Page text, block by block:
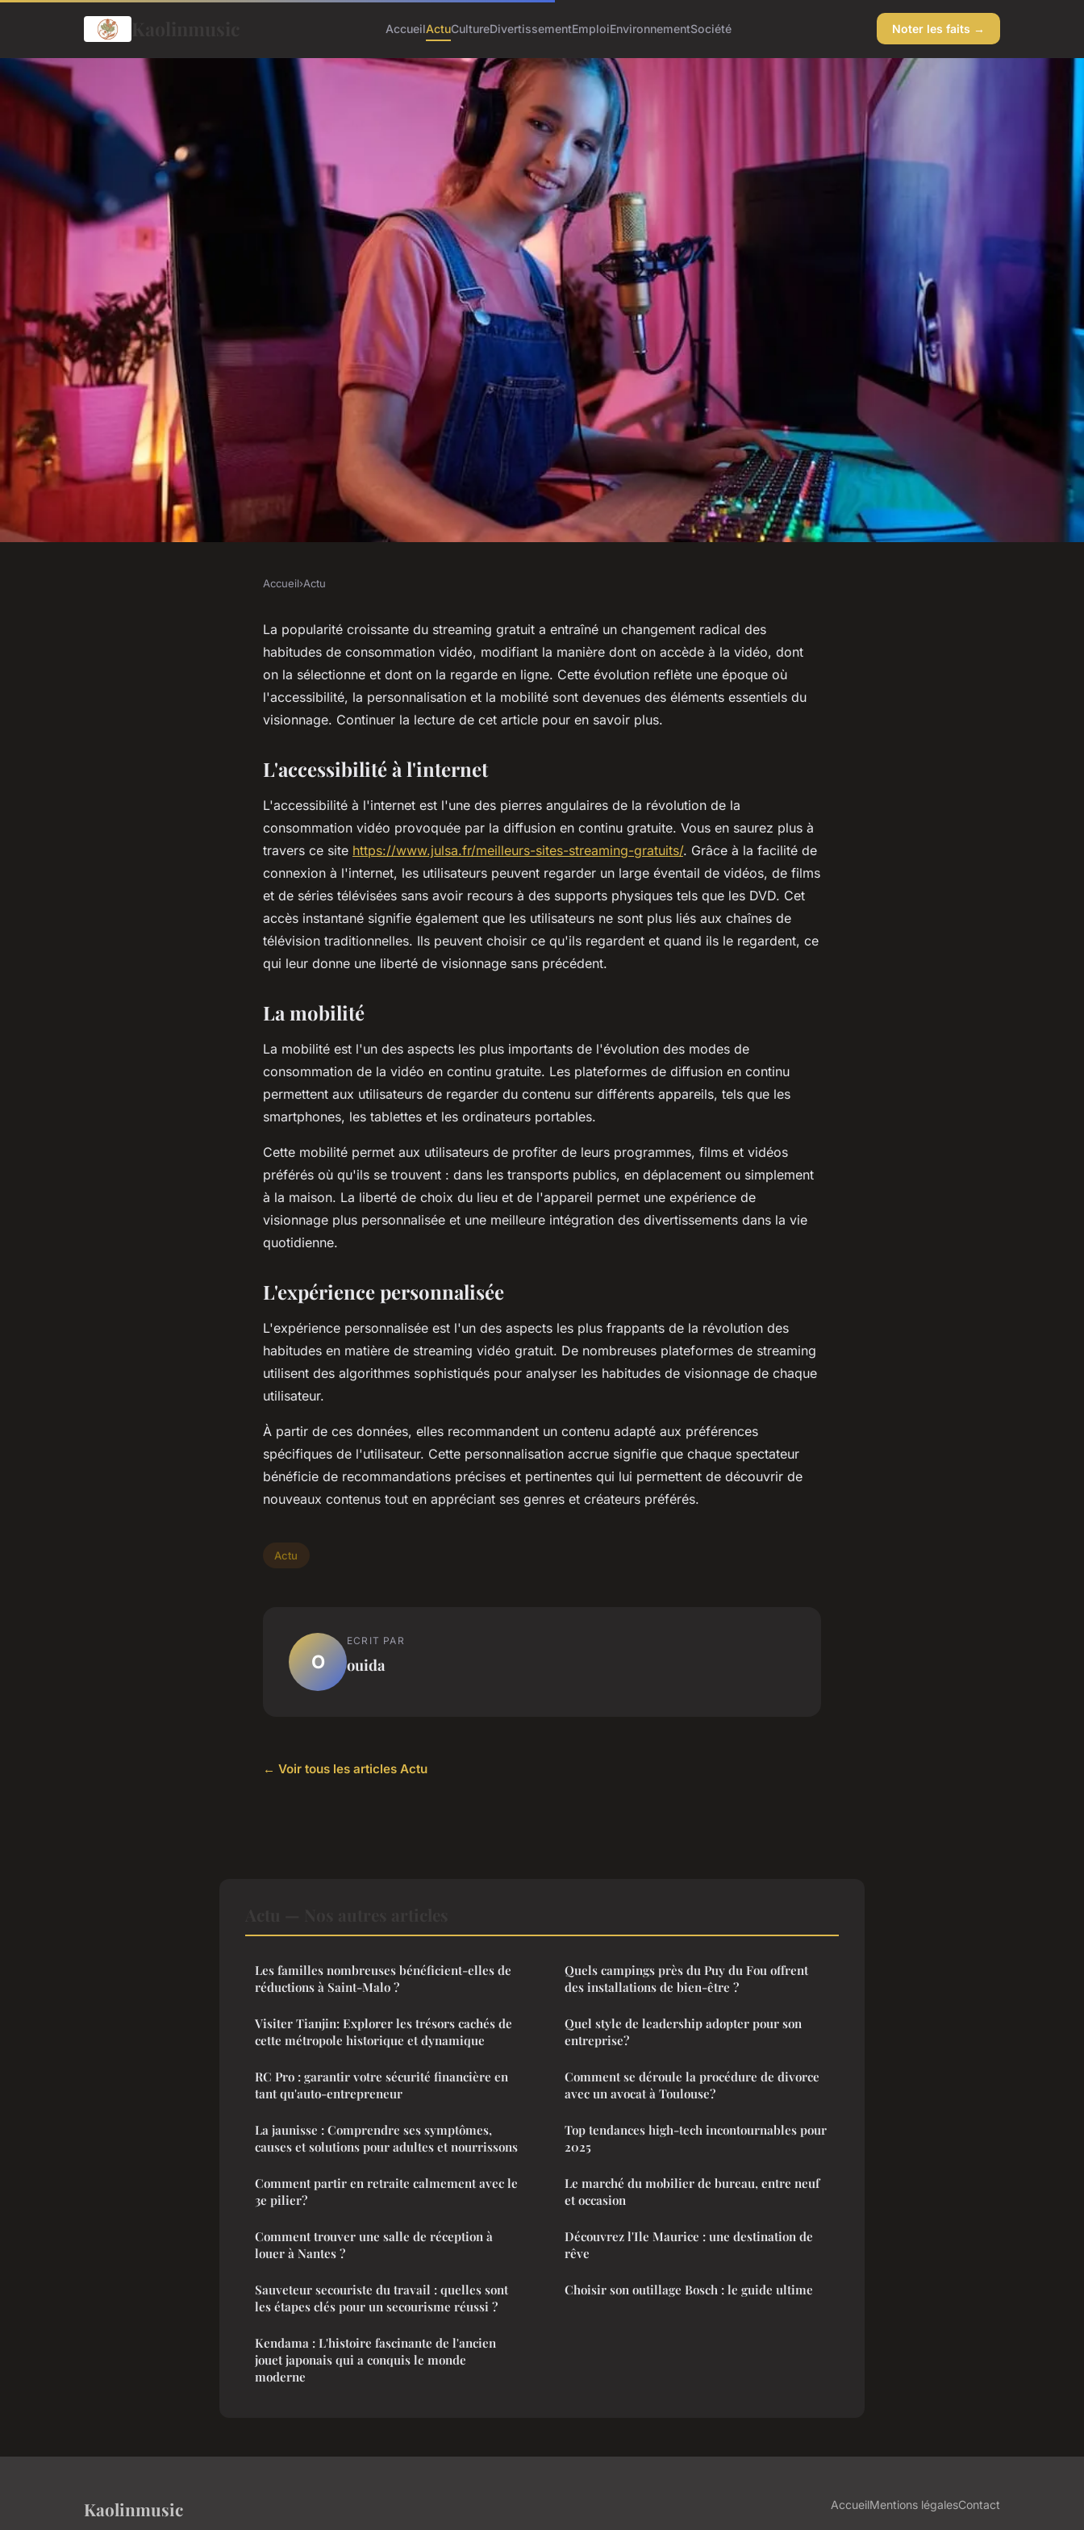
AccueilActuCultureDivertissementEmploiEnvironnementSociété Noter les faits →
Comment le streaming gratuit modifie
les habitudes de consommation de
contenus vidéo ?
Accueil›Actu
La popularité croissante du streaming gratuit a entraîné un changement radical des
habitudes de consommation vidéo, modifiant la manière dont on accède à la vidéo, dont
on la sélectionne et dont on la regarde en ligne. Cette évolution reflète une époque où
l'accessibilité, la personnalisation et la mobilité sont devenues des éléments essentiels du
visionnage. Continuer la lecture de cet article pour en savoir plus.
L'accessibilité à l'internet
L'accessibilité à l'internet est l'une des pierres angulaires de la révolution de la
consommation vidéo provoquée par la diffusion en continu gratuite. Vous en saurez plus à
travers ce site https://www.julsa.fr/meilleurs-sites-streaming-gratuits/. Grâce à la facilité de
connexion à l'internet, les utilisateurs peuvent regarder un large éventail de vidéos, de films
et de séries télévisées sans avoir recours à des supports physiques tels que les DVD. Cet
accès instantané signifie également que les utilisateurs ne sont plus liés aux chaînes de
télévision traditionnelles. Ils peuvent choisir ce qu'ils regardent et quand ils le regardent, ce
qui leur donne une liberté de visionnage sans précédent.
La mobilité
La mobilité est l'un des aspects les plus importants de l'évolution des modes de
consommation de la vidéo en continu gratuite. Les plateformes de diffusion en continu
permettent aux utilisateurs de regarder du contenu sur différents appareils, tels que les
smartphones, les tablettes et les ordinateurs portables.
Cette mobilité permet aux utilisateurs de profiter de leurs programmes, films et vidéos
préférés où qu'ils se trouvent : dans les transports publics, en déplacement ou simplement
à la maison. La liberté de choix du lieu et de l'appareil permet une expérience de
visionnage plus personnalisée et une meilleure intégration des divertissements dans la vie
quotidienne.
L'expérience personnalisée
L'expérience personnalisée est l'un des aspects les plus frappants de la révolution des
habitudes en matière de streaming vidéo gratuit. De nombreuses plateformes de streaming
utilisent des algorithmes sophistiqués pour analyser les habitudes de visionnage de chaque
utilisateur.
À partir de ces données, elles recommandent un contenu adapté aux préférences
spécifiques de l'utilisateur. Cette personnalisation accrue signifie que chaque spectateur
bénéficie de recommandations précises et pertinentes qui lui permettent de découvrir de
nouveaux contenus tout en appréciant ses genres et créateurs préférés.
Actu
O
ECRIT PAR
ouida
← Voir tous les articles Actu
Les familles nombreuses bénéficient-elles de
réductions à Saint-Malo ?
Visiter Tianjin: Explorer les trésors cachés de
cette métropole historique et dynamique
RC Pro : garantir votre sécurité financière en
tant qu'auto-entrepreneur
La jaunisse : Comprendre ses symptômes,
causes et solutions pour adultes et nourrissons
Comment partir en retraite calmement avec le
3e pilier?
Comment trouver une salle de réception à
louer à Nantes ?
Sauveteur secouriste du travail : quelles sont
les étapes clés pour un secourisme réussi ?
Kendama : L'histoire fascinante de l'ancien
jouet japonais qui a conquis le monde
moderne
Quels campings près du Puy du Fou offrent
des installations de bien-être ?
Quel style de leadership adopter pour son
entreprise?
Comment se déroule la procédure de divorce
avec un avocat à Toulouse?
Top tendances high-tech incontournables pour
2025
Le marché du mobilier de bureau, entre neuf
et occasion
Découvrez l'Ile Maurice : une destination de
rêve
Choisir son outillage Bosch : le guide ultime
Kaolinmusic AccueilMentions légalesContact